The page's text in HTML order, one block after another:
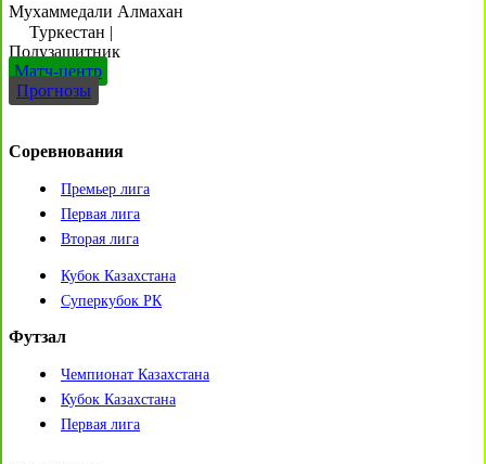
Мухаммедали Алмахан
Туркестан |
Полузащитник
Матч-центр
Прогнозы
Соревнования
Премьер лига
Первая лига
Вторая лига
Кубок Казахстана
Суперкубок РК
Футзал
Чемпионат Казахстана
Кубок Казахстана
Первая лига